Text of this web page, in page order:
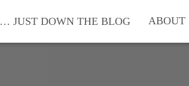
… JUST DOWN THE BLOG ABOUT